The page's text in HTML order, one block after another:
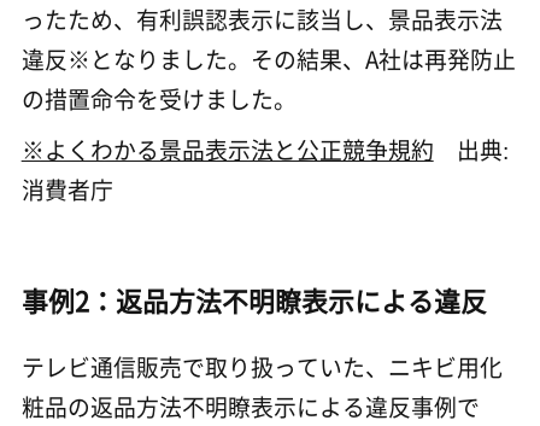
ったため、有利誤認表示に該当し、景品表示法
違反※となりました。その結果、A社は再発防止
の措置命令を受けました。
※よくわかる景品表示法と公正競争規約 出典:
消費者庁
事例2：返品方法不明瞭表示による違反
テレビ通信販売で取り扱っていた、ニキビ用化
粧品の返品方法不明瞭表示による違反事例で